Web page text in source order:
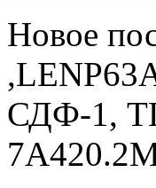
Новое
СДФ-1,